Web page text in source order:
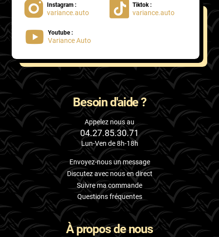
Proton
Renault
Rolls
Rover
Saab
Santana
Saturn
Scania
Scion
Seat
Skoda
Instagram :
variance.auto
Tiktok :
variance.auto
Youtube :
Variance Auto
Besoin d'aide ?
Appelez nous au
04.27.85.30.71
Lun-Ven de 8h-18h
Envoyez-nous un message
Discutez avec nous en direct
Suivre ma commande
Questions fréquentes
À propos de nous